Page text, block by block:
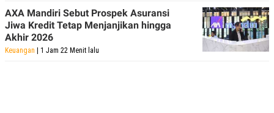
AXA Mandiri Sebut Prospek Asuransi
Jiwa Kredit Tetap Menjanjikan hingga
Akhir 2026
Keuangan | 1 Jam 22 Menit lalu